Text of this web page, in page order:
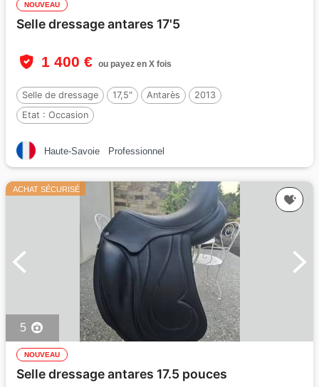
NOUVEAU
Selle dressage antares 17'5
1 400 € ou payez en X fois
Selle de dressage 17,5" Antarès
2013
Etat : Occasion
Haute-Savoie Professionnel
ACHAT SÉCURISÉ
5
NOUVEAU
Selle dressage antares 17.5 pouces